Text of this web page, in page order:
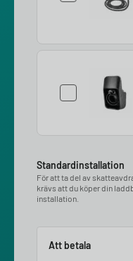
Standardinstallation
För att ta del av
krävs att du köper din
installation.
Att betala